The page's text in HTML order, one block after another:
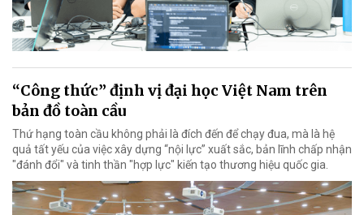
“Công thức” định vị đại học Việt Nam trên
bản đồ toàn cầu
Thứ hạng toàn cầu không phải là đích đến để chạy đua, mà là hệ
quả tất yếu của việc xây dựng “nội lực” xuất sắc, bản lĩnh chấp nhận
"đánh đổi" và tinh thần "hợp lực" kiến tạo thương hiệu quốc gia.